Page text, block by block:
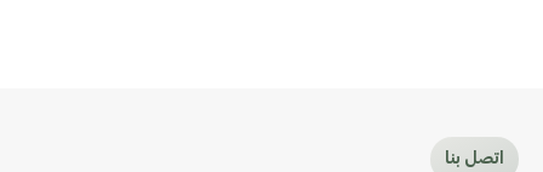
اتصل بنا